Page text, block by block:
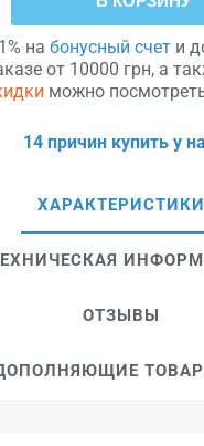
1% на бонусный счет и
от 10000 грн, а
можно
14 причин купить у
ХАРАКТЕРИСТИКИ
ОТЗЫВЫ